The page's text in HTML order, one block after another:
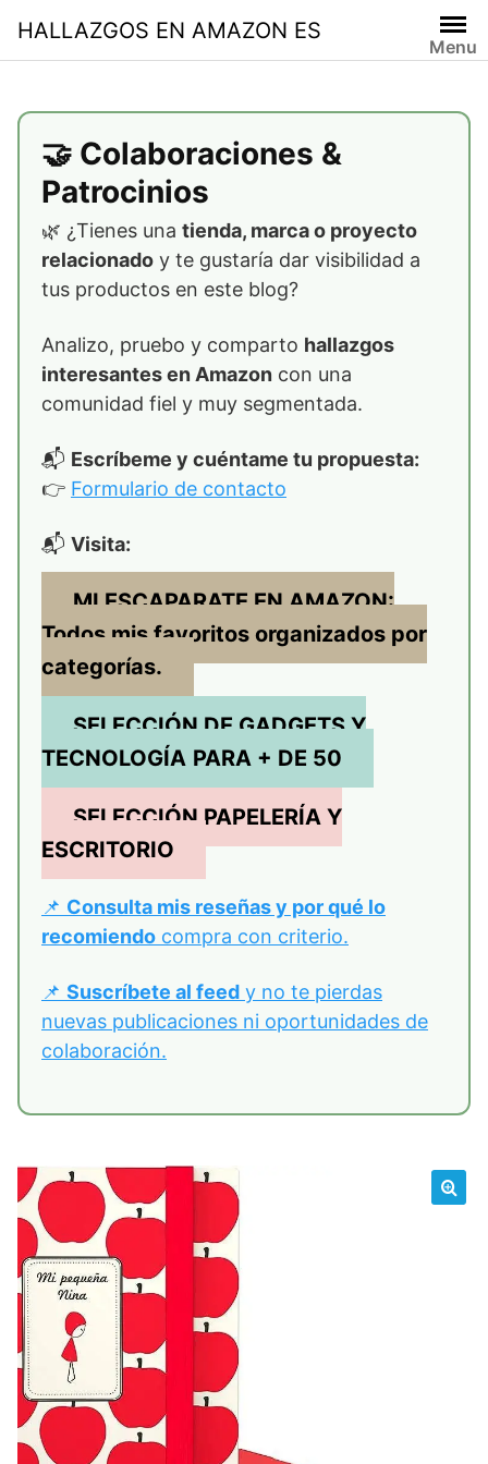
content
HALLAZGOS EN AMAZON ES
Menu
🤝 Colaboraciones &
Patrocinios
🌿 ¿Tienes una tienda, marca o proyecto
relacionado y te gustaría dar visibilidad a
tus productos en este blog?
Analizo, pruebo y comparto hallazgos
interesantes en Amazon con una
comunidad fiel y muy segmentada.
📬 Escríbeme y cuéntame tu propuesta:
👉 Formulario de contacto
📬 Visita:
MI ESCAPARATE EN AMAZON:
Todos mis favoritos organizados por
categorías.
SELECCIÓN DE GADGETS Y
TECNOLOGÍA PARA + DE 50
SELECCIÓN PAPELERÍA Y
ESCRITORIO
📌 Consulta mis reseñas y por qué lo
recomiendo compra con criterio.
📌 Suscríbete al feed y no te pierdas
nuevas publicaciones ni oportunidades de
colaboración.